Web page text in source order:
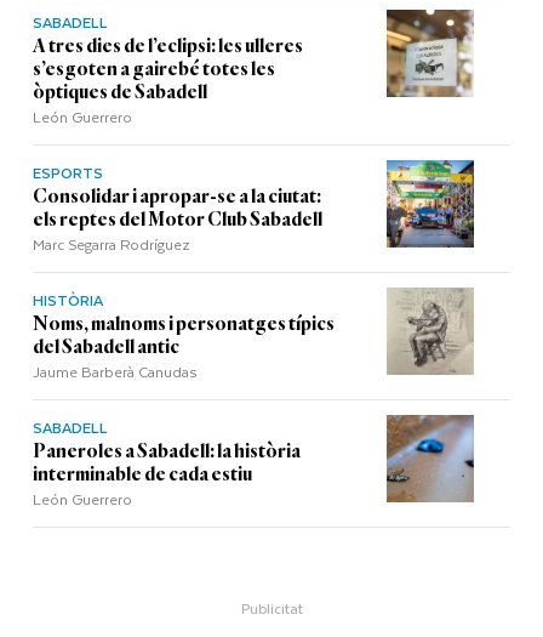
SABADELL
A tres dies de l’eclipsi: les ulleres
s’esgoten a gairebé totes les
òptiques de Sabadell
León Guerrero
ESPORTS
Consolidar i apropar-se a la ciutat:
els reptes del Motor Club Sabadell
Marc Segarra Rodríguez
HISTÒRIA
Noms, malnoms i personatges típics
del Sabadell antic
Jaume Barberà Canudas
SABADELL
Paneroles a Sabadell: la història
interminable de cada estiu
León Guerrero